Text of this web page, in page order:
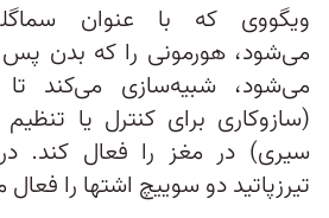
ویگووی که با عنوان
می‌شود، هورمونی را که بدن پس
می‌شود، شبیه‌سازی می‌کند
(سازوکاری برای کنترل یا
سیری) در مغز را فعال کند. در
تیرزپاتید دو سوییچ اشتها را